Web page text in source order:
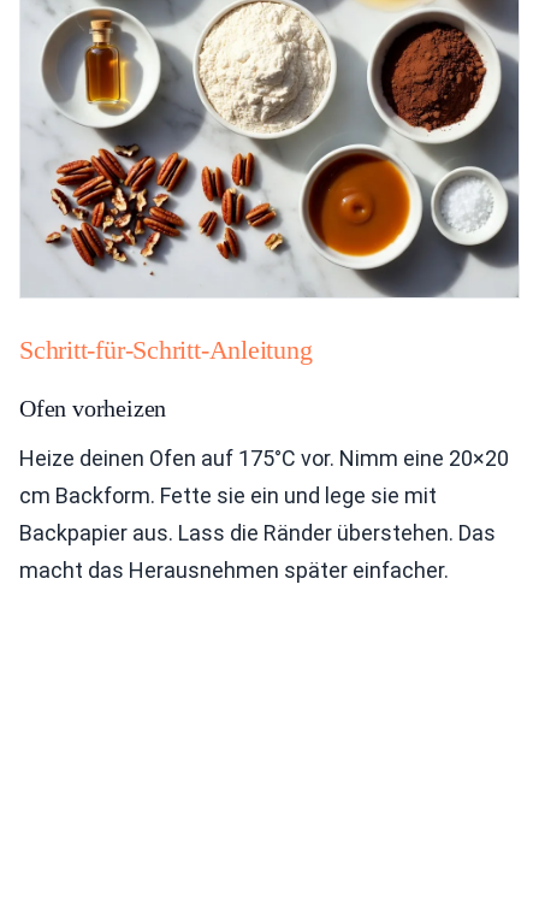
Schritt-für-Schritt-Anleitung
Ofen vorheizen
Heize deinen Ofen auf 175°C vor. Nimm eine 20×20
cm Backform. Fette sie ein und lege sie mit
Backpapier aus. Lass die Ränder überstehen. Das
macht das Herausnehmen später einfacher.